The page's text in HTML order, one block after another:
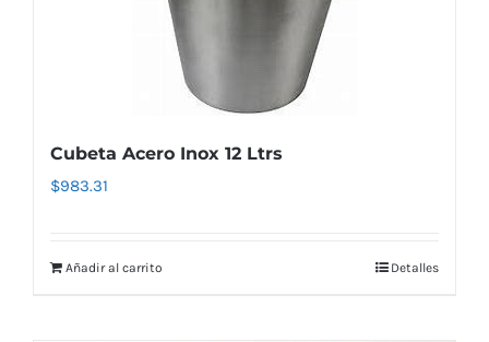
Cubeta Acero Inox 12 Ltrs
$983.31
Añadir al carrito Detalles